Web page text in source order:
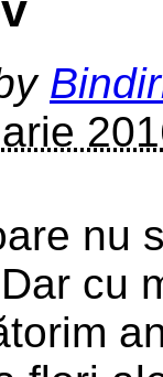
nu
cu